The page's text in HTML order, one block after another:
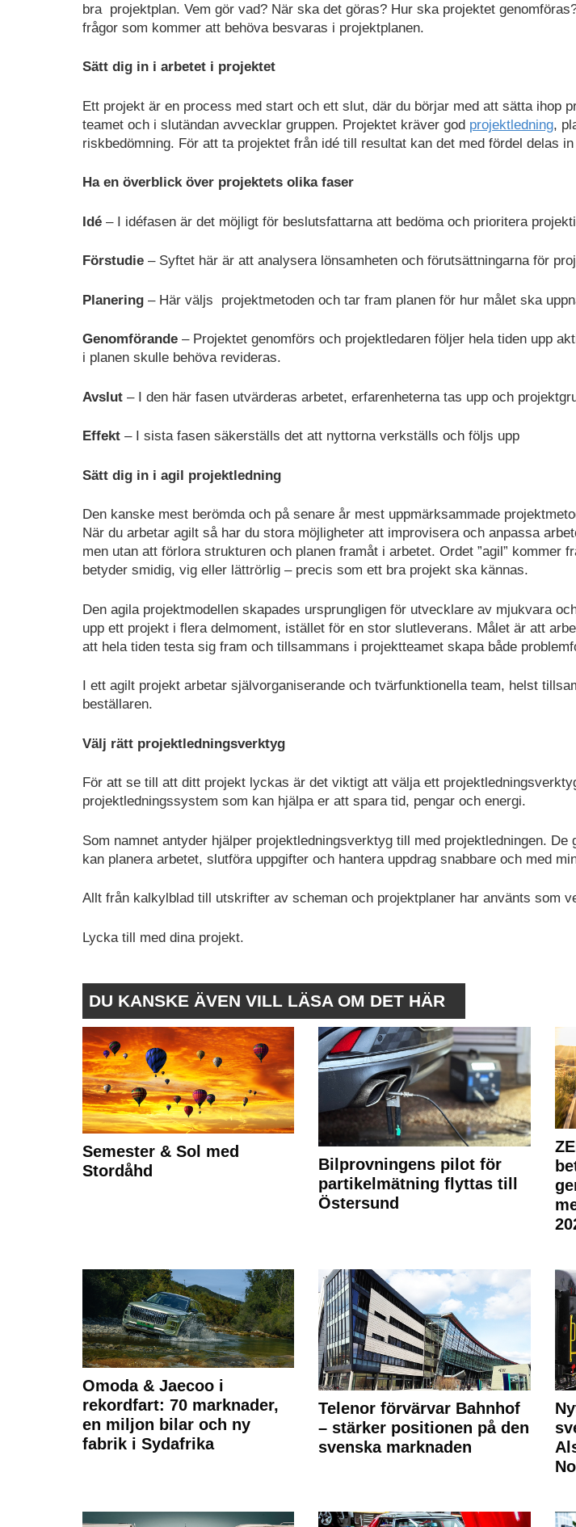
bra projektplan. Vem gör vad? När ska det göras? Hur ska projektet
frågor som kommer att behöva besvaras i projektplanen.
Sätt dig in i arbetet i projektet
Ett projekt är en process med start och ett slut, där du börjar med att sätta ihop
teamet och i slutändan avvecklar gruppen. Projektet kräver god projektledning,
riskbedömning. För att ta projektet från idé till resultat kan det med fördel delas
Ha en överblick över projektets olika faser
Idé – I idéfasen är det möjligt för beslutsfattarna att bedöma och prioritera
Förstudie – Syftet här är att analysera lönsamheten och förutsättningarna för
Planering – Här väljs projektmetoden och tar fram planen för hur målet ska
Genomförande – Projektet genomförs och projektledaren följer hela tiden upp
i planen skulle behöva revideras.
Avslut – I den här fasen utvärderas arbetet, erfarenheterna tas upp och
Effekt – I sista fasen säkerställs det att nyttorna verkställs och följs upp
Sätt dig in i agil projektledning
Den kanske mest berömda och på senare år mest uppmärksammade
När du arbetar agilt så har du stora möjligheter att improvisera och anpassa
men utan att förlora strukturen och planen framåt i arbetet. Ordet ”agil” kommer
betyder smidig, vig eller lättrörlig – precis som ett bra projekt ska kännas.
Den agila projektmodellen skapades ursprungligen för utvecklare av mjukvara
upp ett projekt i flera delmoment, istället för en stor slutleverans. Målet är att
att hela tiden testa sig fram och tillsammans i projektteamet skapa både
I ett agilt projekt arbetar självorganiserande och tvärfunktionella team, helst
beställaren.
Välj rätt projektledningsverktyg
För att se till att ditt projekt lyckas är det viktigt att välja ett
projektledningssystem som kan hjälpa er att spara tid, pengar och energi.
Som namnet antyder hjälper projektledningsverktyg till med projektledningen. De
kan planera arbetet, slutföra uppgifter och hantera uppdrag snabbare och med
Allt från kalkylblad till utskrifter av scheman och projektplaner har använts som
Lycka till med dina projekt.
DU KANSKE ÄVEN VILL LÄSA OM DET HÄR
Semester & Sol med
Stordåhd
Bilprovningens pilot för
partikelmätning flyttas till
Östersund
Omoda & Jaecoo i
rekordfart: 70 marknader,
en miljon bilar och ny
fabrik i Sydafrika
Telenor förvärvar Bahnhof
– stärker positionen på den
svenska marknaden